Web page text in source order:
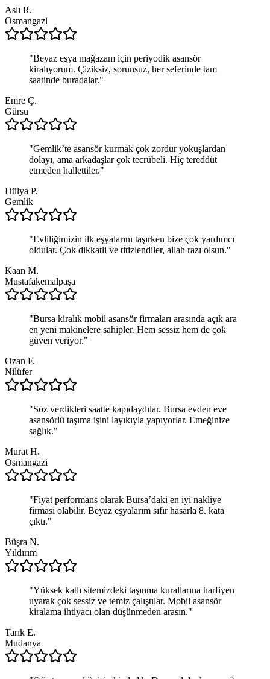
Aslı R.
Osmangazi
"Beyaz eşya mağazam için periyodik asansör
kiralıyorum. Çiziksiz, sorunsuz, her seferinde tam
saatinde buradalar."
Emre Ç.
Gürsu
"Gemlik’te asansör kurmak çok zordur yokuşlardan
dolayı, ama arkadaşlar çok tecrübeli. Hiç tereddüt
etmeden hallettiler."
Hülya P.
Gemlik
"Evliliğimizin ilk eşyalarını taşırken bize çok yardımcı
oldular. Çok dikkatli ve titizlendiler, allah razı olsun."
Kaan M.
Mustafakemalpaşa
"Bursa kiralık mobil asansör firmaları arasında açık ara
en yeni makinelere sahipler. Hem sessiz hem de çok
güven veriyor."
Ozan F.
Nilüfer
"Söz verdikleri saatte kapıdaydılar. Bursa evden eve
asansörlü taşıma işini layıkıyla yapıyorlar. Emeğinize
sağlık."
Murat H.
Osmangazi
"Fiyat performans olarak Bursa’daki en iyi nakliye
firması olabilir. Beyaz eşyalarım sıfır hasarla 8. kata
çıktı."
Büşra N.
Yıldırım
"Yüksek katlı sitemizdeki taşınma kurallarına harfiyen
uyarak çok sessiz ve temiz çalıştılar. Mobil asansör
kiralama ihtiyacı olan düşünmeden arasın."
Tarık E.
Mudanya